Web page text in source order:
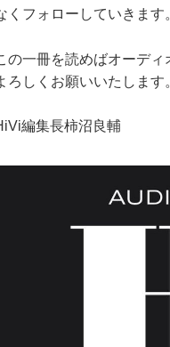
くフォローしていきます
の一冊を読めばオーデ
ろしくお願いいたします
編集長柿沼良輔